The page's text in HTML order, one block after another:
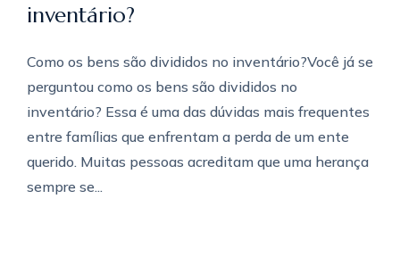
inventário?
Como os bens são divididos no inventário?Você já se
perguntou como os bens são divididos no
inventário? Essa é uma das dúvidas mais frequentes
entre famílias que enfrentam a perda de um ente
querido. Muitas pessoas acreditam que uma herança
sempre se...